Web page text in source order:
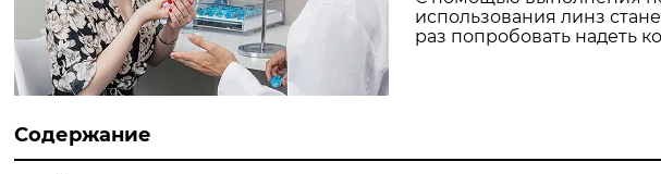
использования линз
раз попробовать надеть
Содержание